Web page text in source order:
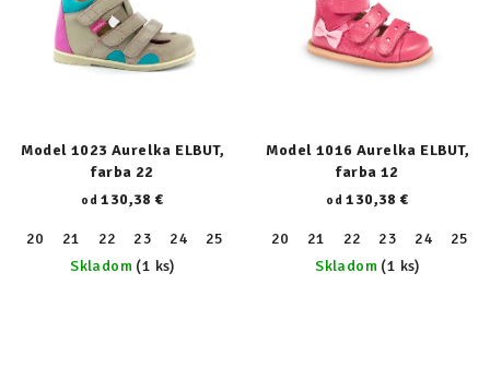
Model 1023 Aurelka ELBUT,
farba 22
od 130,38 €
20 21 22 23 24 25 27 28 29 30 31
32
Skladom (1 ks)
Model 1016 Aurelka ELBUT,
farba 12
od 130,38 €
20 21 22 23 24 25
Skladom (1 ks)